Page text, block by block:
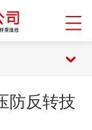
防反转技